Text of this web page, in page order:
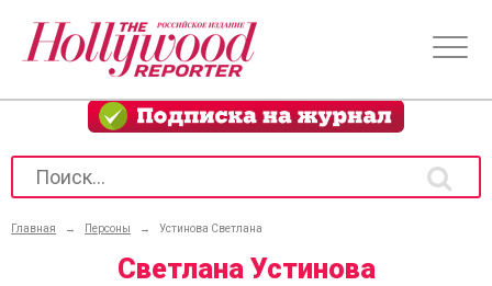
Главная → Персоны → Устинова Светлана
Светлана Устинова